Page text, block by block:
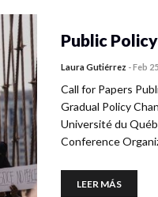
Public
Laura Gutiérrez -Feb
Call for Papers
Gradual Policy
Université du
Conference
LEER MÁS